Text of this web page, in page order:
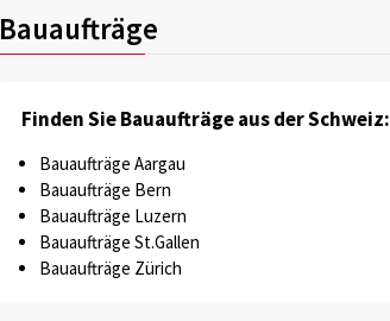
Bauaufträge
Finden Sie Bauaufträge aus der Schweiz:
Bauaufträge Aargau
Bauaufträge Bern
Bauaufträge Luzern
Bauaufträge St.Gallen
Bauaufträge Zürich